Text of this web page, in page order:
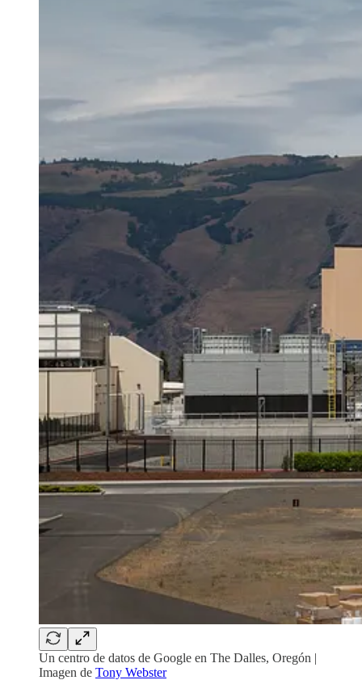
Un centro de datos de Google en The Dalles, Oregón |
Imagen de Tony Webster